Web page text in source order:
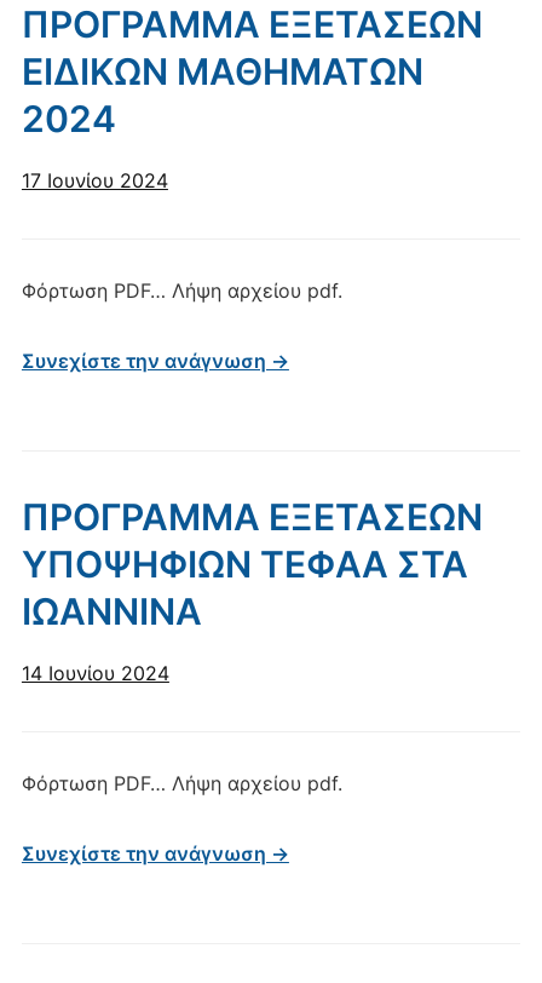
ΠΡΟΓΡΑΜΜΑ ΕΞΕΤΑΣΕΩΝ
ΕΙΔΙΚΩΝ ΜΑΘΗΜΑΤΩΝ
2024
17 Ιουνίου 2024
Φόρτωση PDF… Λήψη αρχείου pdf.
Συνεχίστε την ανάγνωση →
ΠΡΟΓΡΑΜΜΑ ΕΞΕΤΑΣΕΩΝ
ΥΠΟΨΗΦΙΩΝ ΤΕΦΑΑ ΣΤΑ
ΙΩΑΝΝΙΝΑ
14 Ιουνίου 2024
Φόρτωση PDF… Λήψη αρχείου pdf.
Συνεχίστε την ανάγνωση →